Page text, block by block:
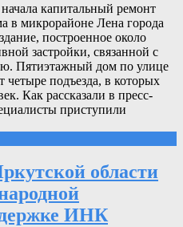
капитальный ремонт
в микрорайоне Лена города
построенное около
застройки, связанной с
Пятиэтажный дом по улице
четыре подъезда, в которых
Как рассказали в пресс-
приступили
области
ИНК